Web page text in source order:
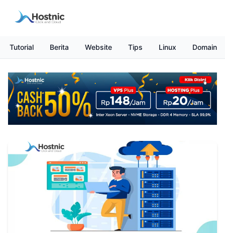
Tutorial Berita Website Tips Linux Domain